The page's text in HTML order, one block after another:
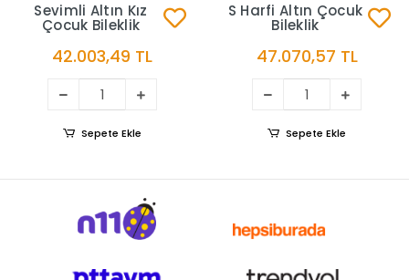
Sevimli Altın Kız
Çocuk Bileklik
42.003,49 TL
Sepete Ekle
S Harfi Altın Çocuk
Bileklik
47.070,57 TL
Sepete Ekle